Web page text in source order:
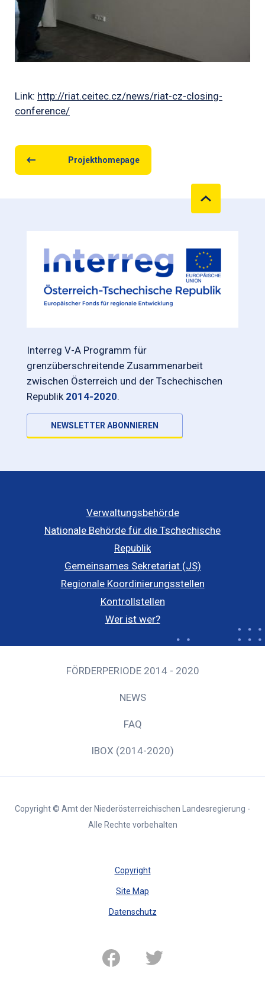
Link: http://riat.ceitec.cz/news/riat-cz-closing-
conference/
Projekthomepage
Interreg V-A Programm für
grenzüberschreitende Zusammenarbeit
zwischen Österreich und der Tschechischen
Republik 2014-2020.
NEWSLETTER ABONNIEREN
Verwaltungsbehörde
Nationale Behörde für die Tschechische
Republik
Gemeinsames Sekretariat (JS)
Regionale Koordinierungsstellen
Kontrollstellen
Wer ist wer?
FÖRDERPERIODE 2014 - 2020
NEWS
FAQ
IBOX (2014-2020)
Copyright © Amt der Niederösterreichischen Landesregierung -
Alle Rechte vorbehalten
Copyright
Site Map
Datenschutz